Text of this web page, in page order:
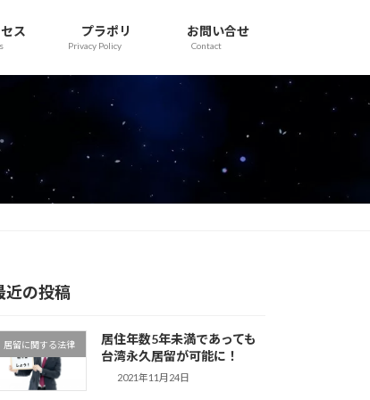
ス プラポリ
Privacy Policy
お問い合せ
Contact
近の投稿
居留に関する法律
居住年数5年未満であっても
台湾永久居留が可能に！
2021年11月24日